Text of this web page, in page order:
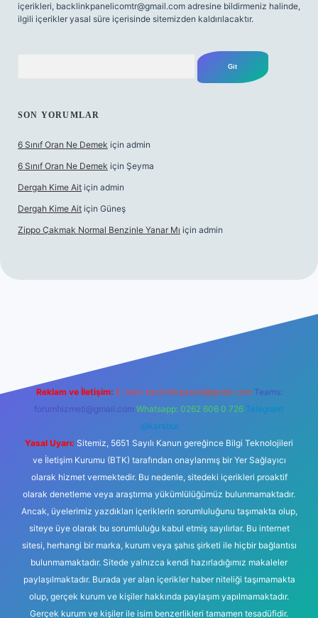
içerikleri, backlinkpanelicomtr@gmail.com adresine bildirmeniz halinde,
ilgili içerikler yasal süre içerisinde sitemizden kaldırılacaktır.
SON YORUMLAR
6 Sınıf Oran Ne Demek için admin
6 Sınıf Oran Ne Demek için Şeyma
Dergah Kime Ait için admin
Dergah Kime Ait için Güneş
Zippo Çakmak Normal Benzinle Yanar Mı için admin
Reklam ve İletişim: E-mail: backlinkpaneli@gmail.com Teams:
forumhizmeti@gmail.com Whatsapp: 0262 606 0 726 Telegram:
@karabul
Yasal Uyarı: Sitemiz, 5651 Sayılı Kanun gereğince Bilgi Teknolojileri
ve İletişim Kurumu (BTK) tarafından onaylanmış bir Yer Sağlayıcı
olarak hizmet vermektedir. Bu nedenle, sitedeki içerikleri proaktif
olarak denetleme veya araştırma yükümlülüğümüz bulunmamaktadır.
Ancak, üyelerimiz yazdıkları içeriklerin sorumluluğunu taşımakta olup,
siteye üye olarak bu sorumluluğu kabul etmiş sayılırlar. Bu internet
sitesi, herhangi bir marka, kurum veya şahıs şirketi ile hiçbir bağlantısı
bulunmamaktadır. Sitede yalnızca kendi hazırladığımız makaleler
paylaşılmaktadır. Burada yer alan içerikler haber niteliği taşımamakta
olup, gerçek kurum ve kişiler hakkında paylaşım yapılmamaktadır.
Gerçek kurum ve kişiler ile isim benzerlikleri tamamen tesadüfidir.